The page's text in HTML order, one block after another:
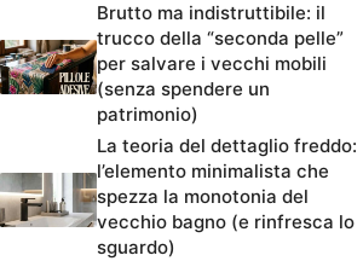
Brutto ma indistruttibile: il
trucco della “seconda pelle”
per salvare i vecchi mobili
(senza spendere un
patrimonio)
La teoria del dettaglio freddo:
l’elemento minimalista che
spezza la monotonia del
vecchio bagno (e rinfresca lo
sguardo)